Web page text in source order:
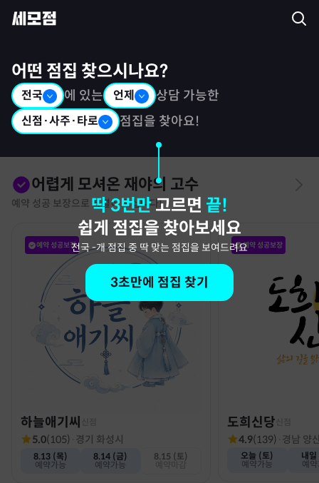
어떤 점집 찾으시나요?
전국 에 있는 언제 상담 가능한
신점·사주·타로 점집을 찾아요!
딱 3번만 고르면 끝!
쉽게 점집을 찾아보세요
전국-개 점집 중 딱 맞는 점집을 보여드려요
3초만에 점집 찾기
어렵게 모셔온 재야의 고수
예약 성공 보장으로 특별히 모십니다!
예약 성공보장
하늘애기씨
5.0(105) · 경기 화성시
8.13 (목)
예약가능
8.14 (금)
예약가능
8.15 (토)
예약 성공보장
도희신당
4.9(139) · 경남 양
오늘 (토)
예약가능
내
예